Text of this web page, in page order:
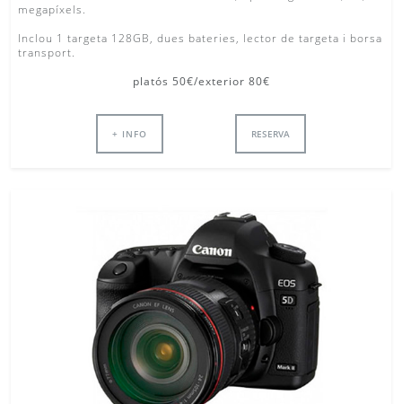
megapíxels.
Inclou 1 targeta 128GB, dues bateries, lector de targeta i borsa
transport.
platós 50€/exterior 80€
+ INFO RESERVA